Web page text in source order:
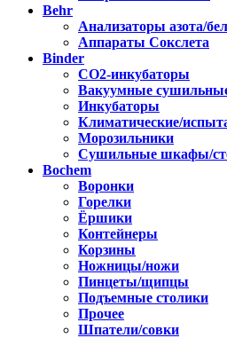
Behr
Анализаторы азота/
Аппараты Сокслета
Binder
CO2-инкубаторы
Вакуумные
Инкубаторы
Климатические/
Морозильники
Сушильные шкафы/
Bochem
Воронки
Горелки
Ёршики
Контейнеры
Корзины
Ножницы/ножи
Пинцеты/щипцы
Подъемные столики
Прочее
Шпатели/совки